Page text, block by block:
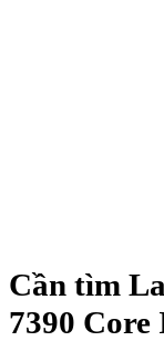
Cần tìm
7390